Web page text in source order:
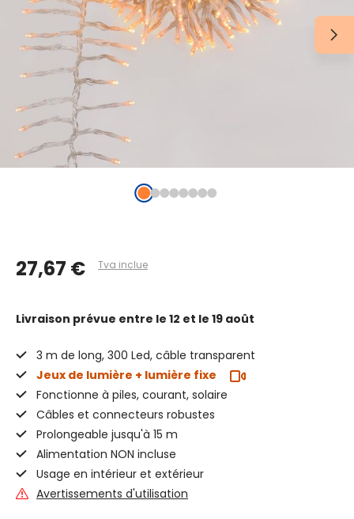
27,67 € Tva inclue
Livraison prévue entre le 12 et le 19 août
3 m de long, 300 Led, câble transparent
Jeux de lumière + lumière fixe
Fonctionne à piles, courant, solaire
Câbles et connecteurs robustes
Prolongeable jusqu'à 15 m
Alimentation NON incluse
Usage en intérieur et extérieur
Avertissements d'utilisation